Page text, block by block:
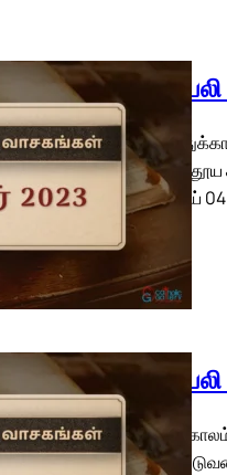
01
திங்கள் தூய
செவ்வாய் 04